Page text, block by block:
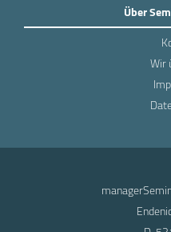
Über
Wir